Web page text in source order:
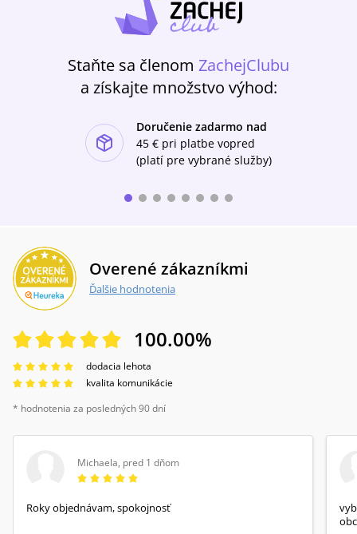
Staňte sa členom ZachejClubu
a získajte množstvo výhod:
Doručenie zadarmo nad
45 € pri platbe vopred
(platí pre vybrané služby)
Overené zákazníkmi
Ďalšie hodnotenia
100.00%
dodacia lehota
kvalita komunikácie
* hodnotenia za posledných 90 dní
Michaela, pred 1 dňom
Roky objednávam, spokojnosť